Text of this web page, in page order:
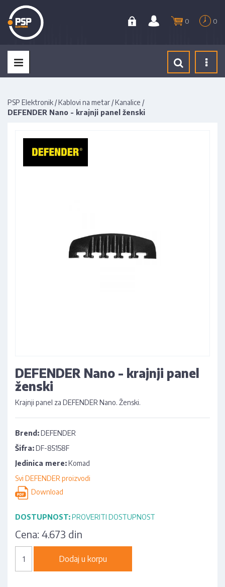
0 0
PSP Elektronik /Kablovi na metar /Kanalice /
DEFENDER Nano - krajnji panel ženski
DEFENDER Nano - krajnji panel
ženski
Krajnji panel za DEFENDER Nano. Ženski.
Brend:DEFENDER
Šifra:DF-85158F
Jedinica mere:Komad
Svi DEFENDER proizvodi
Download
DOSTUPNOST:PROVERITI DOSTUPNOST
Cena: 4.673 din
Dodaj u korpu